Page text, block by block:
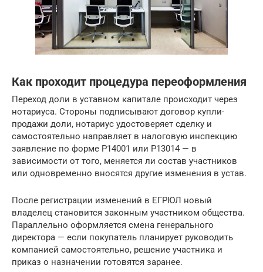
Как проходит процедура переоформления
Переход доли в уставном капитале происходит через
нотариуса. Стороны подписывают договор купли-
продажи доли, нотариус удостоверяет сделку и
самостоятельно направляет в налоговую инспекцию
заявление по форме Р14001 или Р13014 — в
зависимости от того, меняется ли состав участников
или одновременно вносятся другие изменения в устав.
После регистрации изменений в ЕГРЮЛ новый
владелец становится законным участником общества.
Параллельно оформляется смена генерального
директора — если покупатель планирует руководить
компанией самостоятельно, решение участника и
приказ о назначении готовятся заранее.